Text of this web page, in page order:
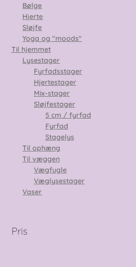
Bølge
Hjerte
Sløjfe
Yoga og "moods"
Til hjemmet
Lysestager
Fyrfadsstager
Hjertestager
Mix-stager
Sløjfestager
5 cm / fyrfad
Fyrfad
Stagelys
Til ophæng
Til væggen
Vægfugle
Væglysestager
Vaser
Pris